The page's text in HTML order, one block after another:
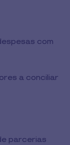
com
a conciliar
parcerias